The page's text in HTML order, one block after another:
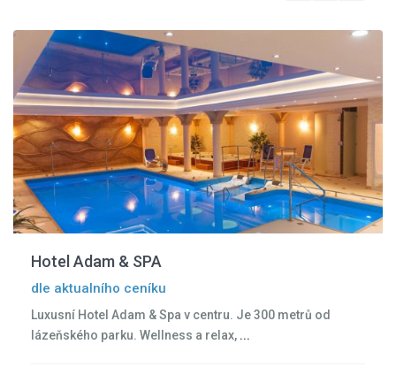
Hotel Adam & SPA
dle aktualního ceníku
Luxusní Hotel Adam & Spa v centru. Je 300 metrů od
lázeňského parku. Wellness a relax, ...